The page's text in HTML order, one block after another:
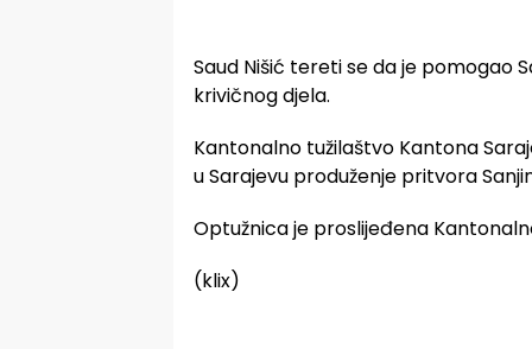
Saud Nišić tereti se da je pomogao
krivičnog djela.
Kantonalno tužilaštvo Kantona
u Sarajevu produženje pritvora
Optužnica je proslijeđena
(klix)